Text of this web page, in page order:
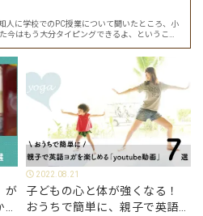
人に学校でのPC授業について聞いたところ、小
今はもう大分タイピングできるよ、ということ
が
2022.08.21
子どもの心と体が強くなる！
おうちで簡単に、親子で英語ヨ